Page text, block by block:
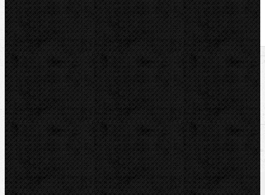
U nás zaplatíte
3 725,00Kč
U nás zaplatíte s DPH